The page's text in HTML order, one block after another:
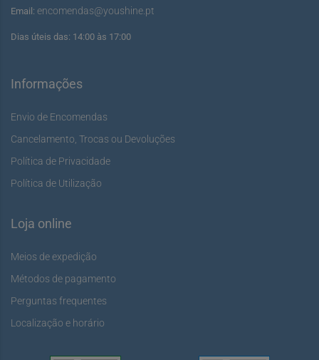
Email: encomendas@youshine.pt
Dias úteis das: 14:00 às 17:00
Informações
Envio de Encomendas
Cancelamento, Trocas ou Devoluções
Política de Privacidade
Política de Utilização
Loja online
Meios de expedição
Métodos de pagamento
Perguntas frequentes
Localização e horário